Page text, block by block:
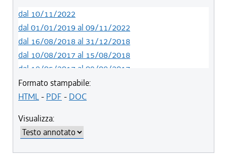
dal 10/11/2022
dal 01/01/2019 al 09/11/2022
dal 16/08/2018 al 31/12/2018
dal 10/08/2017 al 15/08/2018
dal 18/05/2017 al 09/08/2017
dal 13/08/2016 al 17/05/2017
dal 13/01/2016 al 12/08/2016
dal 07/01/2015 al 30/03/2015
dal 08/08/2014 al 06/01/2015
dal 16/11/2013 al 07/08/2014
Formato stampabile:
HTML- PDF - DOC
Visualizza: